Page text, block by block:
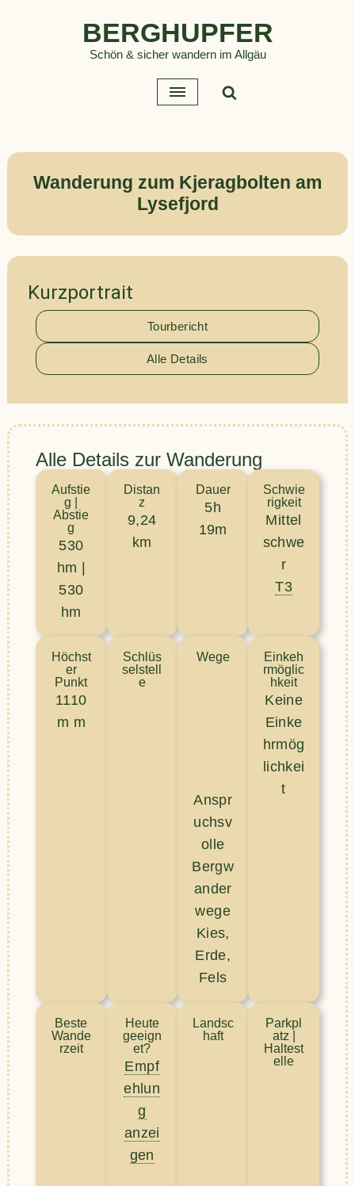
BERGHUPFER
Schön & sicher wandern im Allgäu
Wanderung zum Kjeragbolten am
Lysefjord
Kurzportrait
Tourbericht
Alle Details
Alle Details zur Wanderung
Aufstie
g |
Abstie
g
530
hm |
530
hm
Distan
z
9,24
km
Dauer
5h
19m
Schwie
rigkeit
Mittel
schwe
r
T3
Höchst
er
Punkt
1110
m m
Schlüs
selstell
e
Wege
Anspr
uchsv
olle
Bergw
ander
wege
Kies,
Erde,
Fels
Einkeh
rmöglic
hkeit
Keine
Einke
hrmög
lichkei
t
Beste
Wande
rzeit
Heute
geeign
et?
Empf
ehlun
g
anzei
gen
Landsc
haft
Parkpl
atz |
Haltest
elle